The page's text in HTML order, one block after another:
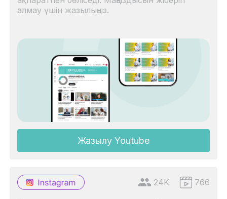
алмау үшін жазылыңыз.
Жазылу Youtube
24K 766